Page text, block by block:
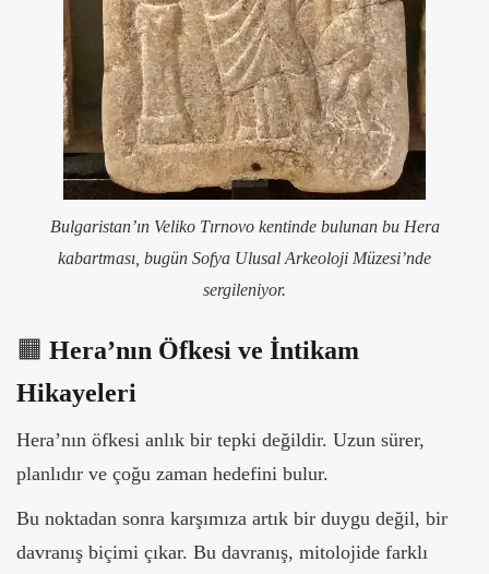
Bulgaristan’ın Veliko Tırnovo kentinde bulunan bu Hera
kabartması, bugün Sofya Ulusal Arkeoloji Müzesi’nde
sergileniyor.
🟧 Hera’nın Öfkesi ve İntikam
Hikayeleri
Hera’nın öfkesi anlık bir tepki değildir. Uzun sürer,
planlıdır ve çoğu zaman hedefini bulur.
Bu noktadan sonra karşımıza artık bir duygu değil, bir
davranış biçimi çıkar. Bu davranış, mitolojide farklı